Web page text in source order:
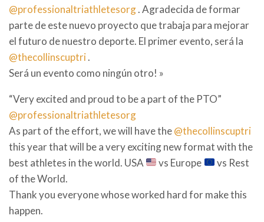
@professionaltriathletesorg. Agradecida de formar
parte de este nuevo proyecto que trabaja para mejorar
el futuro de nuestro deporte. El primer evento, será la
@thecollinscuptri.
Será un evento como ningún otro! »
“Very excited and proud to be a part of the PTO”
@professionaltriathletesorg
As part of the effort, we will have the@thecollinscuptri
this year that will be a very exciting new format with the
best athletes in the world. USA
vs Europe
vs Rest
of the World.
Thank you everyone whose worked hard for make this
happen.